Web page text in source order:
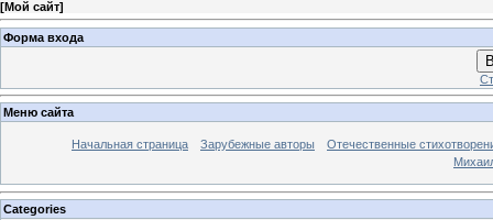
[Мой сайт]
Форма входа
Меню сайта
Начальная страница Зарубежные авторы
Отечественные
Categories